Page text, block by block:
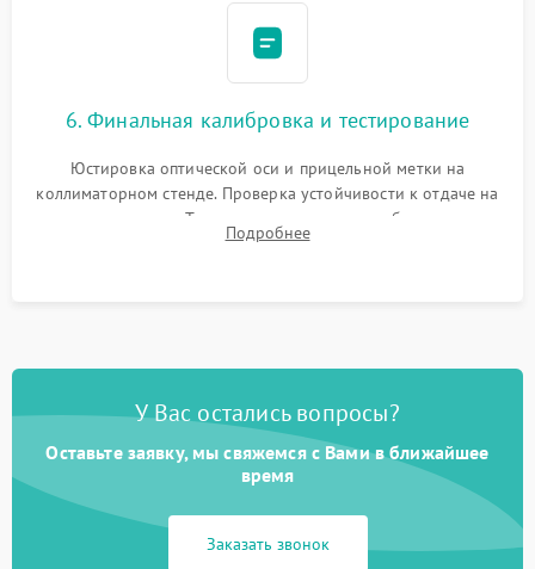
6. Финальная калибровка и тестирование
Юстировка оптической оси и прицельной метки на
коллиматорном стенде. Проверка устойчивости к отдаче на
ударном стенде. Тестирование качества изображения в
темноте, дальности обнаружения и корректной работы всех
Подробнее
У Вас остались вопросы?
Оставьте заявку, мы свяжемся с Вами в ближайшее
время
Заказать звонок